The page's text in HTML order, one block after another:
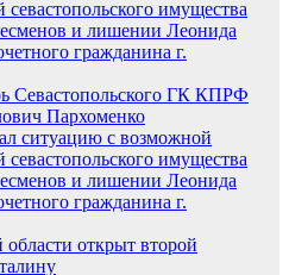
Севастопольского ГК КПРФ
Пархоменко
ситуацию с возможной
севастопольского имущества
и лишении Леонида
гражданина г.